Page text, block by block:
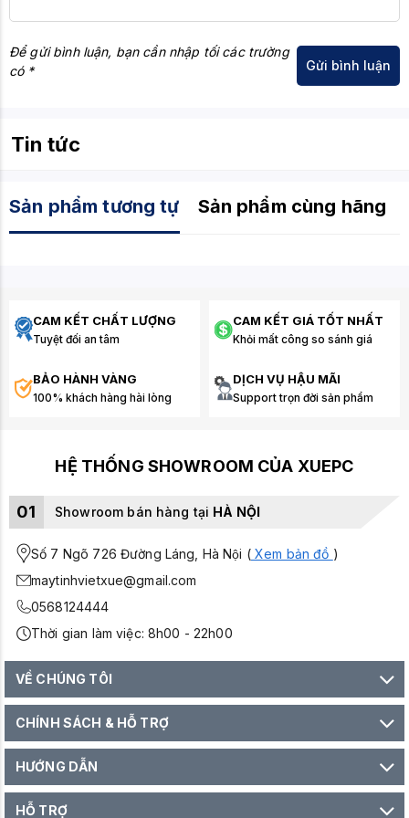
Hỗ trợ
Để gửi bình luận, bạn cần nhập tối các trường
có *
Tin tức
Sản phẩm tương tự Sản phẩm cùng hãng
CAM KẾT CHẤT LƯỢNG
Tuyệt đối an tâm
CAM KẾT GIÁ TỐT NHẤT
Khỏi mất công so sánh giá
BẢO HÀNH VÀNG
100% khách hàng hài lòng
DỊCH VỤ HẬU MÃI
Support trọn đời sản phẩm
HỆ THỐNG SHOWROOM CỦA XUEPC
01 Showroom bán hàng tại HÀ NỘI
Số 7 Ngõ 726 Đường Láng, Hà Nội (Xem bản đồ )
maytinhvietxue@gmail.com
0568124444
Thời gian làm việc: 8h00 - 22h00
VỀ CHÚNG TÔI
CHÍNH SÁCH & HỖ TRỢ
HƯỚNG DẪN
HỖ TRỢ